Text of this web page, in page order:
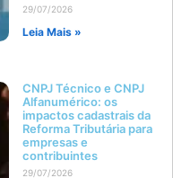
29/07/2026
Leia Mais »
CNPJ Técnico e CNPJ
Alfanumérico: os
impactos cadastrais da
Reforma Tributária para
empresas e
contribuintes
29/07/2026